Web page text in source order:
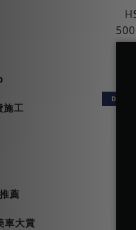
施工
薦
車大賞
DIY 零